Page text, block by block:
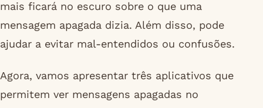
mais ficará no escuro sobre o que uma
mensagem apagada dizia. Além disso, pode
ajudar a evitar mal-entendidos ou confusões.
Agora, vamos apresentar três aplicativos que
permitem ver mensagens apagadas no